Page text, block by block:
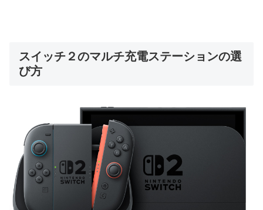
スイッチ２のマルチ充電ステーションの選
び方